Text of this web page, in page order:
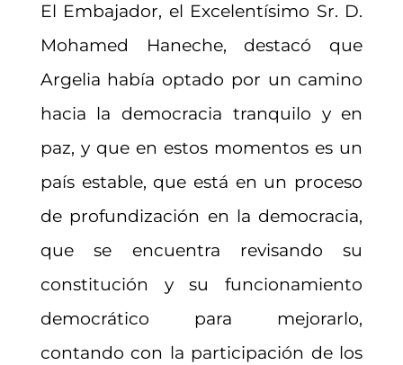
El Embajador, el Excelentísimo Sr. D.
Mohamed Haneche, destacó que
Argelia había optado por un camino
hacia la democracia tranquilo y en
paz, y que en estos momentos es un
país estable, que está en un proceso
de profundización en la democracia,
que se encuentra revisando su
constitución y su funcionamiento
democrático para mejorarlo,
contando con la participación de los